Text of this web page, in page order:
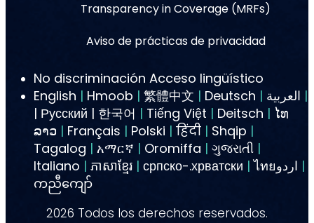
Transparency in Coverage (MRFs)
Aviso de prácticas de privacidad
No discriminación Acceso lingüístico
English | Hmoob | 繁體中文 | Deutsch |
|
| Русский | 한국어 | Tiếng Việt | Deitsch | ໄທ
ລາວ | Français | Polski | हिंदी | Shqip |
Tagalog | አማርኛ | Oromiffa | ગુજરાતી |
Italiano | ភាសាខ្មែរ | српско-.хрватски |
|
ကညီကျော်
2026 Todos los derechos reservados.